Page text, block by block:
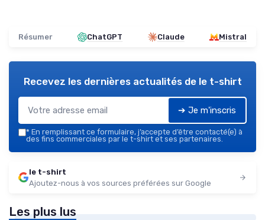
Résumer ChatGPT Claude Mistral
Recevez les dernières actualités de le t-shirt
➔ Je m'inscris
* En remplissant ce formulaire, j’accepte d’être contacté(e) à
des fins commerciales par le t-shirt et ses partenaires.
le t-shirt
Ajoutez-nous à vos sources préférées sur Google
Les plus lus